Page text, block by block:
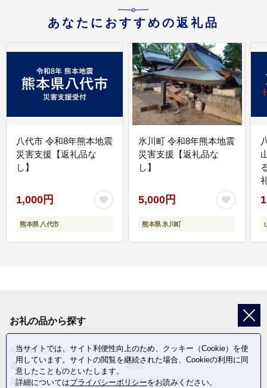
あなたにおすすめの返礼品
八代市 令和8年熊本地震
災害支援【返礼品な
し】
1,000円
熊本県 八代市
氷川町 令和8年熊本地震
災害支援【返礼品な
し】
5,000円
熊本県 氷川町
お礼の品から探す
ANAオリジナル
定期便
酒
肉類
加工食品
旅行・宿泊・体験
当サイトでは、サイト利便性向上のため、クッキー（Cookie）を使
用しています。サイトの閲覧を継続された場合、Cookieの利用に同
意したことものといたします。
詳細についてはプライバシーポリシーをお読みください。